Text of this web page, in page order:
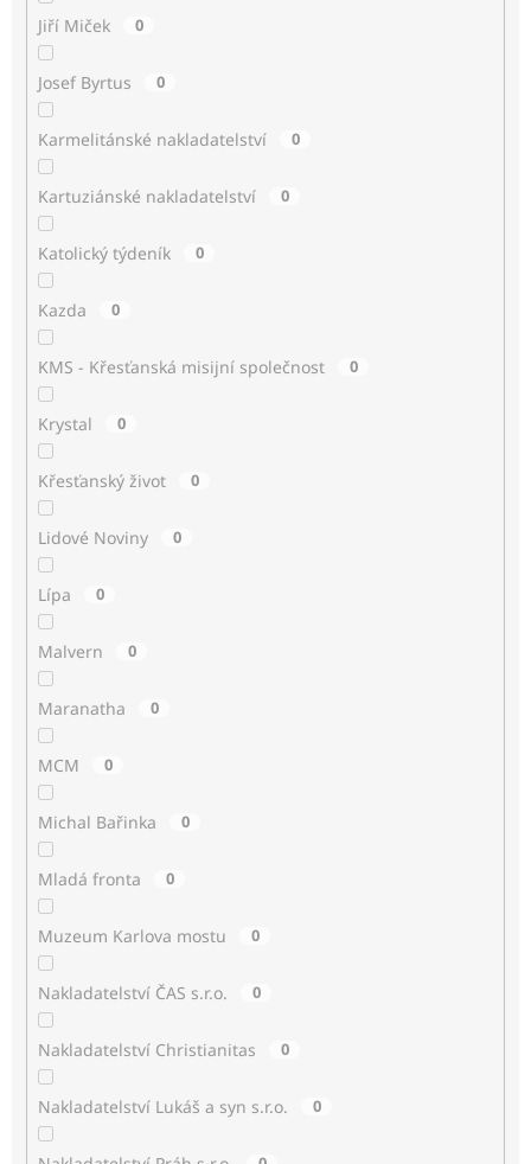
Jiří Miček 0
Josef Byrtus 0
Karmelitánské nakladatelství 0
Kartuziánské nakladatelství 0
Katolický týdeník 0
Kazda 0
KMS - Křesťanská misijní společnost 0
Krystal 0
Křesťanský život 0
Lidové Noviny 0
Lípa 0
Malvern 0
Maranatha 0
MCM 0
Michal Bařinka 0
Mladá fronta 0
Muzeum Karlova mostu 0
Nakladatelství ČAS s.r.o. 0
Nakladatelství Christianitas 0
Nakladatelství Lukáš a syn s.r.o. 0